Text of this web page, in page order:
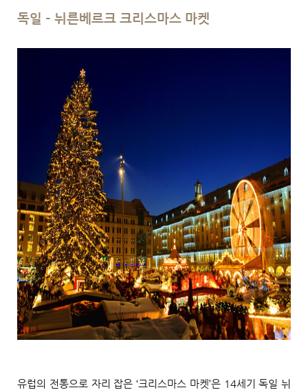
독일 – 뉘른베르크 크리스마스 마켓
유럽의 전통으로 자리 잡은 ‘크리스마스 마켓’은 14세기 독일 뉘